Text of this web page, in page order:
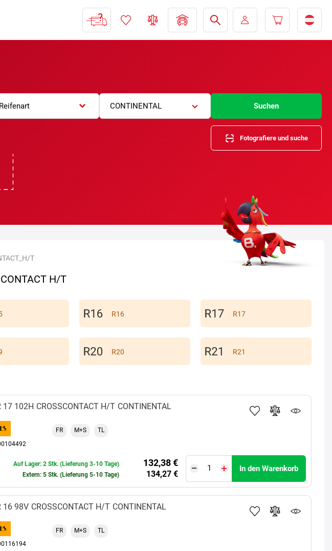
Reifenart CONTINENTAL Suchen
Fotografiere und suche
T
H/T
R16 R17
R20 R21
CONTINENTAL
CROSSCONTACT H/T
17 102H
FR M+S TL
132,38 €
Auf Lager: 2 Stk. (Lieferung 3-10 Tage)
134,27 €
Extern: 5 Stk. (Lieferung 5-10 Tage)
In den Warenkorb
CONTINENTAL
CROSSCONTACT H/T
16 98V
FR M+S TL